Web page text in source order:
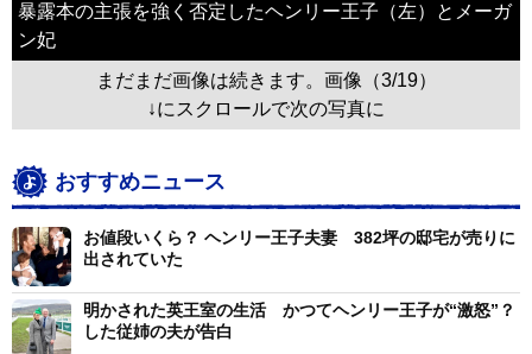
暴露本の主張を強く否定したヘンリー王子（左）とメーガ
ン妃
まだまだ画像は続きます。画像（3/19）
↓にスクロールで次の写真に
おすすめニュース
お値段いくら？ ヘンリー王子夫妻 382坪の邸宅が売りに
出されていた
明かされた英王室の生活 かつてヘンリー王子が“激怒”？
した従姉の夫が告白